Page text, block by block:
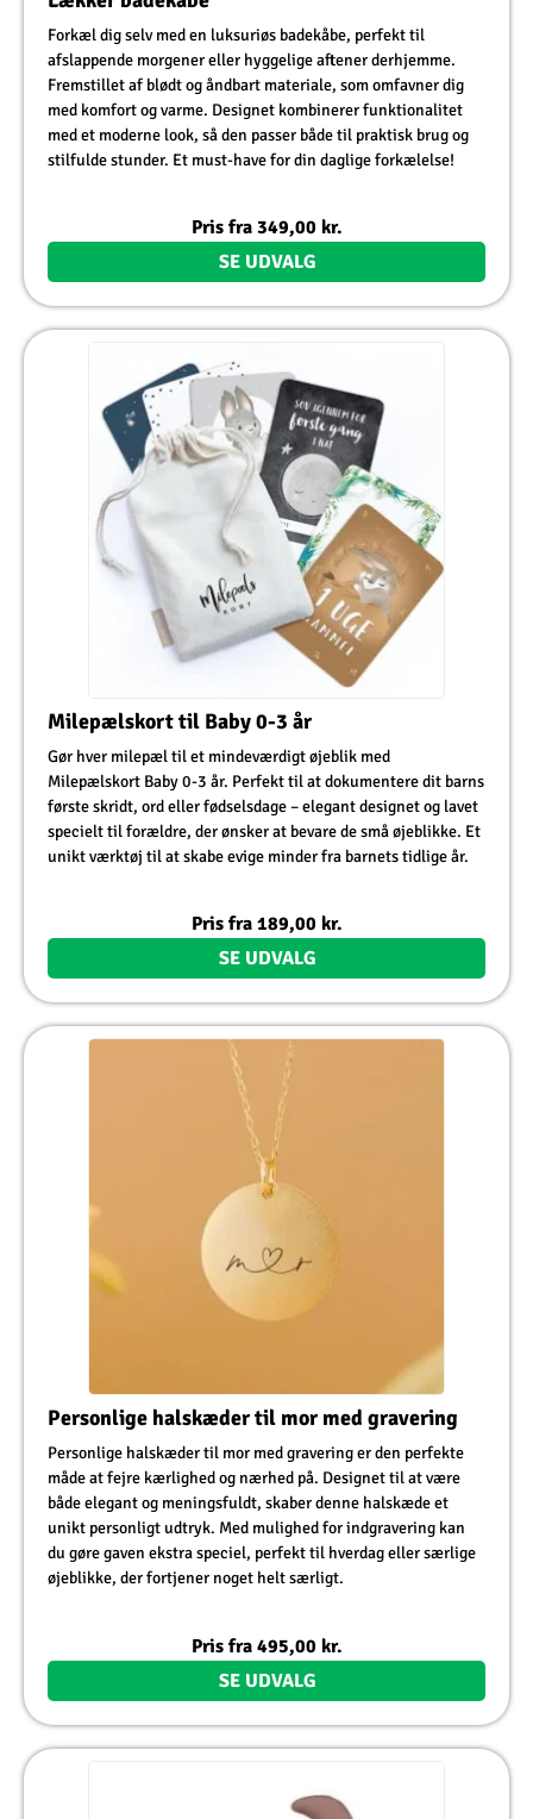
Forkæl dig selv med en luksuriøs badekåbe, perfekt til
afslappende morgener eller hyggelige aftener derhjemme.
Fremstillet af blødt og åndbart materiale, som omfavner dig
med komfort og varme. Designet kombinerer funktionalitet
med et moderne look, så den passer både til praktisk brug og
stilfulde stunder. Et must-have for din daglige forkælelse!
Pris fra 349,00 kr.
SE UDVALG
Milepælskort til Baby 0-3 år
Gør hver milepæl til et mindeværdigt øjeblik med
Milepælskort Baby 0-3 år. Perfekt til at dokumentere dit barns
første skridt, ord eller fødselsdage – elegant designet og lavet
specielt til forældre, der ønsker at bevare de små øjeblikke. Et
unikt værktøj til at skabe evige minder fra barnets tidlige år.
Pris fra 189,00 kr.
SE UDVALG
Personlige halskæder til mor med gravering
Personlige halskæder til mor med gravering er den perfekte
måde at fejre kærlighed og nærhed på. Designet til at være
både elegant og meningsfuldt, skaber denne halskæde et
unikt personligt udtryk. Med mulighed for indgravering kan
du gøre gaven ekstra speciel, perfekt til hverdag eller særlige
øjeblikke, der fortjener noget helt særligt.
Pris fra 495,00 kr.
SE UDVALG